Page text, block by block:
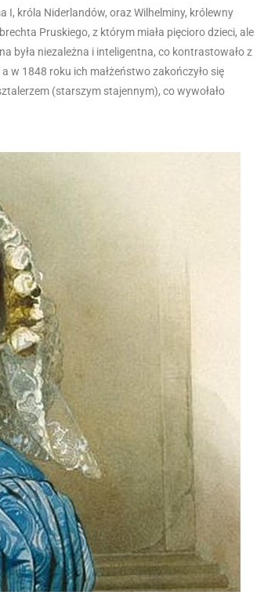
I, króla Niderlandów, oraz Wilhelminy, królewny
Pruskiego, z którym miała pięcioro dzieci, ale
była niezależna i inteligentna, co kontrastowało z
w 1848 roku ich małżeństwo zakończyło się
(starszym stajennym), co wywołało